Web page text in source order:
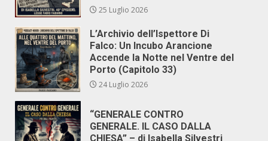
25 Luglio 2026
L’Archivio dell’Ispettore Di
Falco: Un Incubo Arancione
Accende la Notte nel Ventre del
Porto (Capitolo 33)
24 Luglio 2026
“GENERALE CONTRO
GENERALE. IL CASO DALLA
CHIESA” – di Isabella Silvestri